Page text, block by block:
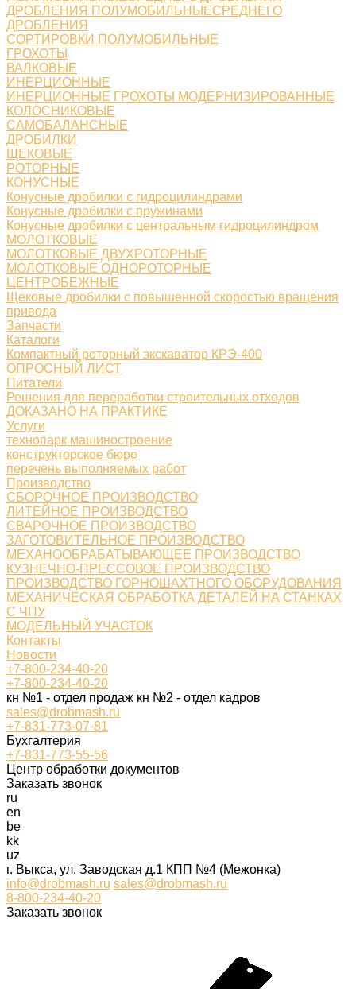
ДРОБЛЕНИЯ ПОЛУМОБИЛЬНЫЕСРЕДНЕГО
ДРОБЛЕНИЯ
СОРТИРОВКИ ПОЛУМОБИЛЬНЫЕ
ГРОХОТЫ
ВАЛКОВЫЕ
ИНЕРЦИОННЫЕ
ИНЕРЦИОННЫЕ ГРОХОТЫ МОДЕРНИЗИРОВАННЫЕ
КОЛОСНИКОВЫЕ
САМОБАЛАНСНЫЕ
ДРОБИЛКИ
ЩЕКОВЫЕ
РОТОРНЫЕ
КОНУСНЫЕ
Конусные дробилки с гидроцилиндрами
Конусные дробилки с пружинами
Конусные дробилки с центральным гидроцилиндром
МОЛОТКОВЫЕ
МОЛОТКОВЫЕ ДВУХРОТОРНЫЕ
МОЛОТКОВЫЕ ОДНОРОТОРНЫЕ
ЦЕНТРОБЕЖНЫЕ
Щековые дробилки с повышенной скоростью вращения
привода
Запчасти
Каталоги
Компактный роторный экскаватор КРЭ-400
ОПРОСНЫЙ ЛИСТ
Питатели
Решения для переработки строительных отходов
ДОКАЗАНО НА ПРАКТИКЕ
Услуги
технопарк машиностроение
конструкторское бюро
перечень выполняемых работ
Производство
СБОРОЧНОЕ ПРОИЗВОДСТВО
ЛИТЕЙНОЕ ПРОИЗВОДСТВО
СВАРОЧНОЕ ПРОИЗВОДСТВО
ЗАГОТОВИТЕЛЬНОЕ ПРОИЗВОДСТВО
МЕХАНООБРАБАТЫВАЮЩЕЕ ПРОИЗВОДСТВО
КУЗНЕЧНО-ПРЕССОВОЕ ПРОИЗВОДСТВО
ПРОИЗВОДСТВО ГОРНОШАХТНОГО ОБОРУДОВАНИЯ
МЕХАНИЧЕСКАЯ ОБРАБОТКА ДЕТАЛЕЙ НА СТАНКАХ
С ЧПУ
МОДЕЛЬНЫЙ УЧАСТОК
Контакты
Новости
+7-800-234-40-20
+7-800-234-40-20
кн №1 - отдел продаж кн №2 - отдел кадров
sales@drobmash.ru
+7-831-773-07-81
Бухгалтерия
+7-831-773-55-56
Центр обработки документов
Заказать звонок
ru
en
be
kk
uz
г. Выкса, ул. Заводская д.1 КПП №4 (Межонка)
info@drobmash.ru sales@drobmash.ru
8-800-234-40-20
Заказать звонок